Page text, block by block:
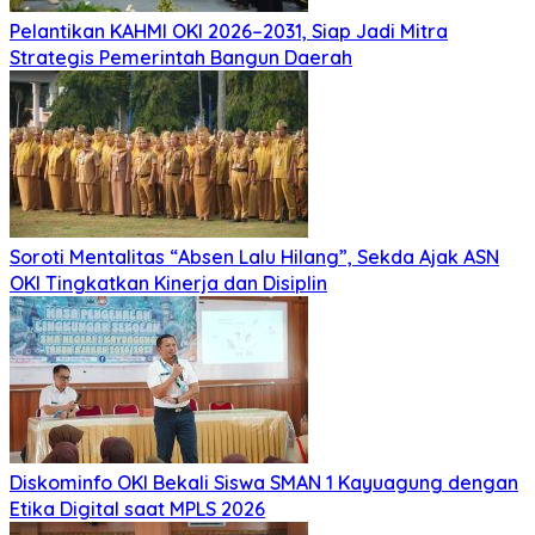
Pelantikan KAHMI OKI 2026–2031, Siap Jadi Mitra
Strategis Pemerintah Bangun Daerah
Soroti Mentalitas “Absen Lalu Hilang”, Sekda Ajak ASN
OKI Tingkatkan Kinerja dan Disiplin
Diskominfo OKI Bekali Siswa SMAN 1 Kayuagung dengan
Etika Digital saat MPLS 2026